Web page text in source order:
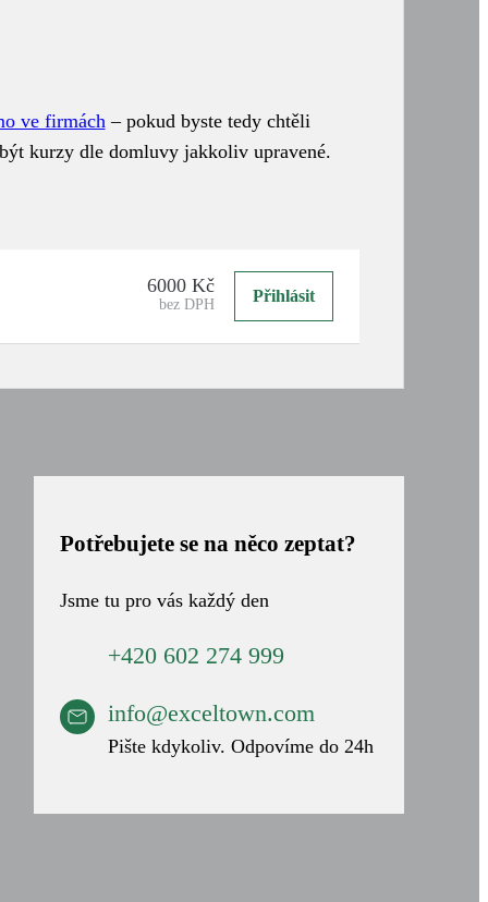
ve firmách – pokud byste tedy chtěli
kurzy dle domluvy jakkoliv upravené.
6000 Kč
bez DPH Přihlásit
Potřebujete se na něco zeptat?
Jsme tu pro vás každý den
+420 602 274 999
info@exceltown.com
Pište kdykoliv. Odpovíme do 24h